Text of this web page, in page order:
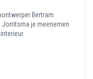
Bertram
je meenemen